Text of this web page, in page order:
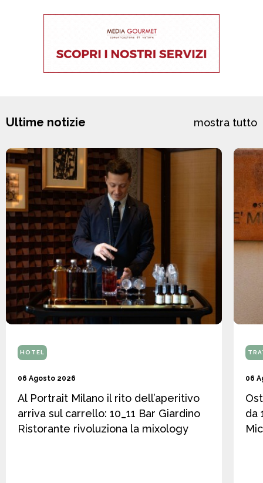
Ultime notizie mostra tutto
HOTEL
06 Agosto 2026
Al Portrait Milano il rito dell’aperitivo
arriva sul carrello: 10_11 Bar Giardino
Ristorante rivoluziona la mixology
06
da